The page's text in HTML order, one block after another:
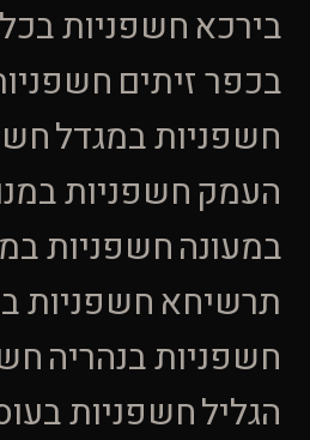
בירכאחשפניות
בכפר זיתים
חשפניות במגדל
העמקחשפניות
במעונהחשפניות
תרשיחאחשפניות
חשפניות בנהריה
הגלילחשפניות